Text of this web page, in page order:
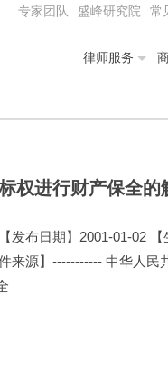
专家团队 盛峰研究院 常
律师服务
权进行财产保全的
发布日期】2001-01-02
来源】----------- 中华人民